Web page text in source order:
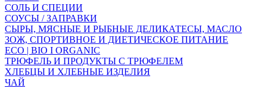
СОЛЬ И СПЕЦИИ
СОУСЫ / ЗАПРАВКИ
СЫРЫ, МЯСНЫЕ И РЫБНЫЕ ДЕЛИКАТЕСЫ, МАСЛО
ЗОЖ, СПОРТИВНОЕ И ДИЕТИЧЕСКОЕ ПИТАНИЕ
ECO | BIO I ORGANIC
ТРЮФЕЛЬ И ПРОДУКТЫ С ТРЮФЕЛЕМ
ХЛЕБЦЫ И ХЛЕБНЫЕ ИЗДЕЛИЯ
ЧАЙ